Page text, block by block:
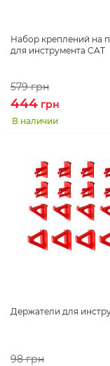
Набор креплений на
для инструмента CAT
579грн
444 грн
В наличии
Держатели для
98грн